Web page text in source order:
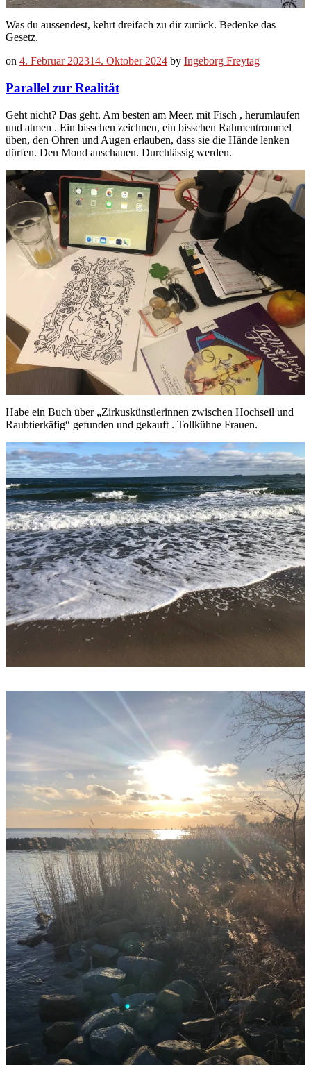
Was du aussendest, kehrt dreifach zu dir zurück. Bedenke das
Gesetz.
on 4. Februar 202314. Oktober 2024 by Ingeborg Freytag
Parallel zur Realität
Geht nicht? Das geht. Am besten am Meer, mit Fisch , herumlaufen
und atmen . Ein bisschen zeichnen, ein bisschen Rahmentrommel
üben, den Ohren und Augen erlauben, dass sie die Hände lenken
dürfen. Den Mond anschauen. Durchlässig werden.
Habe ein Buch über „Zirkuskünstlerinnen zwischen Hochseil und
Raubtierkäfig“ gefunden und gekauft . Tollkühne Frauen.